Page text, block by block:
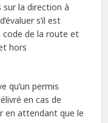
la direction à
s’il est
code de la route et
hors
qu’un permis
en cas de
en attendant que le